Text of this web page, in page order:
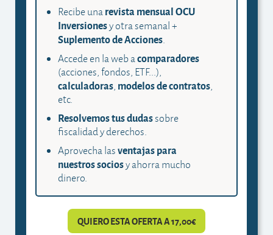
Recibe unarevista mensual OCU
Inversionesy otra semanal +
Suplemento de Acciones.
Accede en la web acomparadores
(acciones, fondos, ETF...),
calculadoras, modelos de contratos,
etc.
Resolvemos tus dudassobre
fiscalidad y derechos.
Aprovecha lasventajas para
nuestros sociosy ahorra mucho
dinero.
QUIERO ESTA OFERTA A 17,00€